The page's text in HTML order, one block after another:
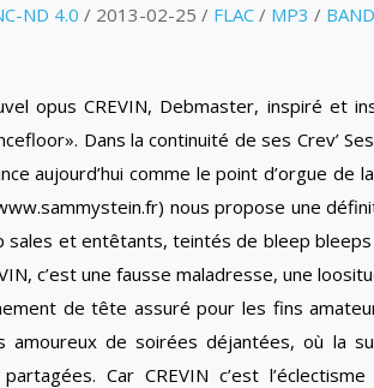
ND 4.0 / 2013-02-25 / FLAC / MP3 /
opus CREVIN, Debmaster, inspiré et
Dans la continuité de ses Crev’
aujourd’hui comme le point d’orgue
nous propose une
sales et entêtants, teintés de bleep
c’est une fausse maladresse, une
de tête assuré pour les fins
amoureux de soirées déjantées, où la
Car CREVIN c’est